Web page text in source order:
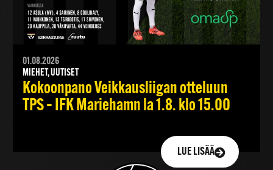
01.08.2026
MIEHET, UUTISET
Kokoonpano Veikkausliigan otteluun
TPS – IFK Mariehamn la 1.8. klo 15.00
LUE LISÄÄ